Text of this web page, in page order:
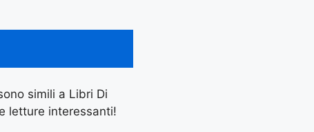
simili a Libri Di
letture interessanti!